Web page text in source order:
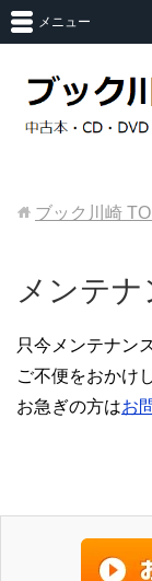
メニュー
ブック川崎
メンテナ
只今メンテナン
ご不便をおかけ
お急ぎの方はお